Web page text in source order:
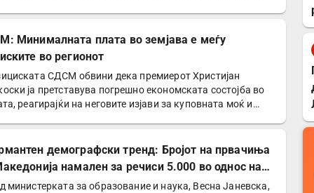
Минималната плата во земјава е меѓу
во регионот
СДСМ обвини дека премиерот Христијан
ја претставува погрешно економската состојба во
реагирајќи на неговите изјави за куповната моќ и…
демографски тренд: Бројот на првачиња
намален за речиси 5.000 во однос на
министерката за образование и наука, Весна Јаневска,